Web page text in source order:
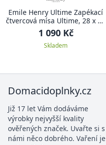
Emile Henry Ultime Zapékací
čtvercová mísa Ultime, 28 x 24
cm, oranžová Toscane
1 090 Kč
Skladem
Domacidoplnky.cz
Již 17 let Vám dodáváme
výrobky nejvyšší kvality
ověřených značek. Uvařte si s
námi něco dobrého. Vaření je